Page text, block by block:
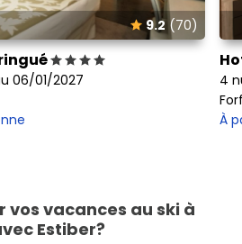
9.2 (70)
06/01/2027
4
À
vos vacances au ski à
Estiber?